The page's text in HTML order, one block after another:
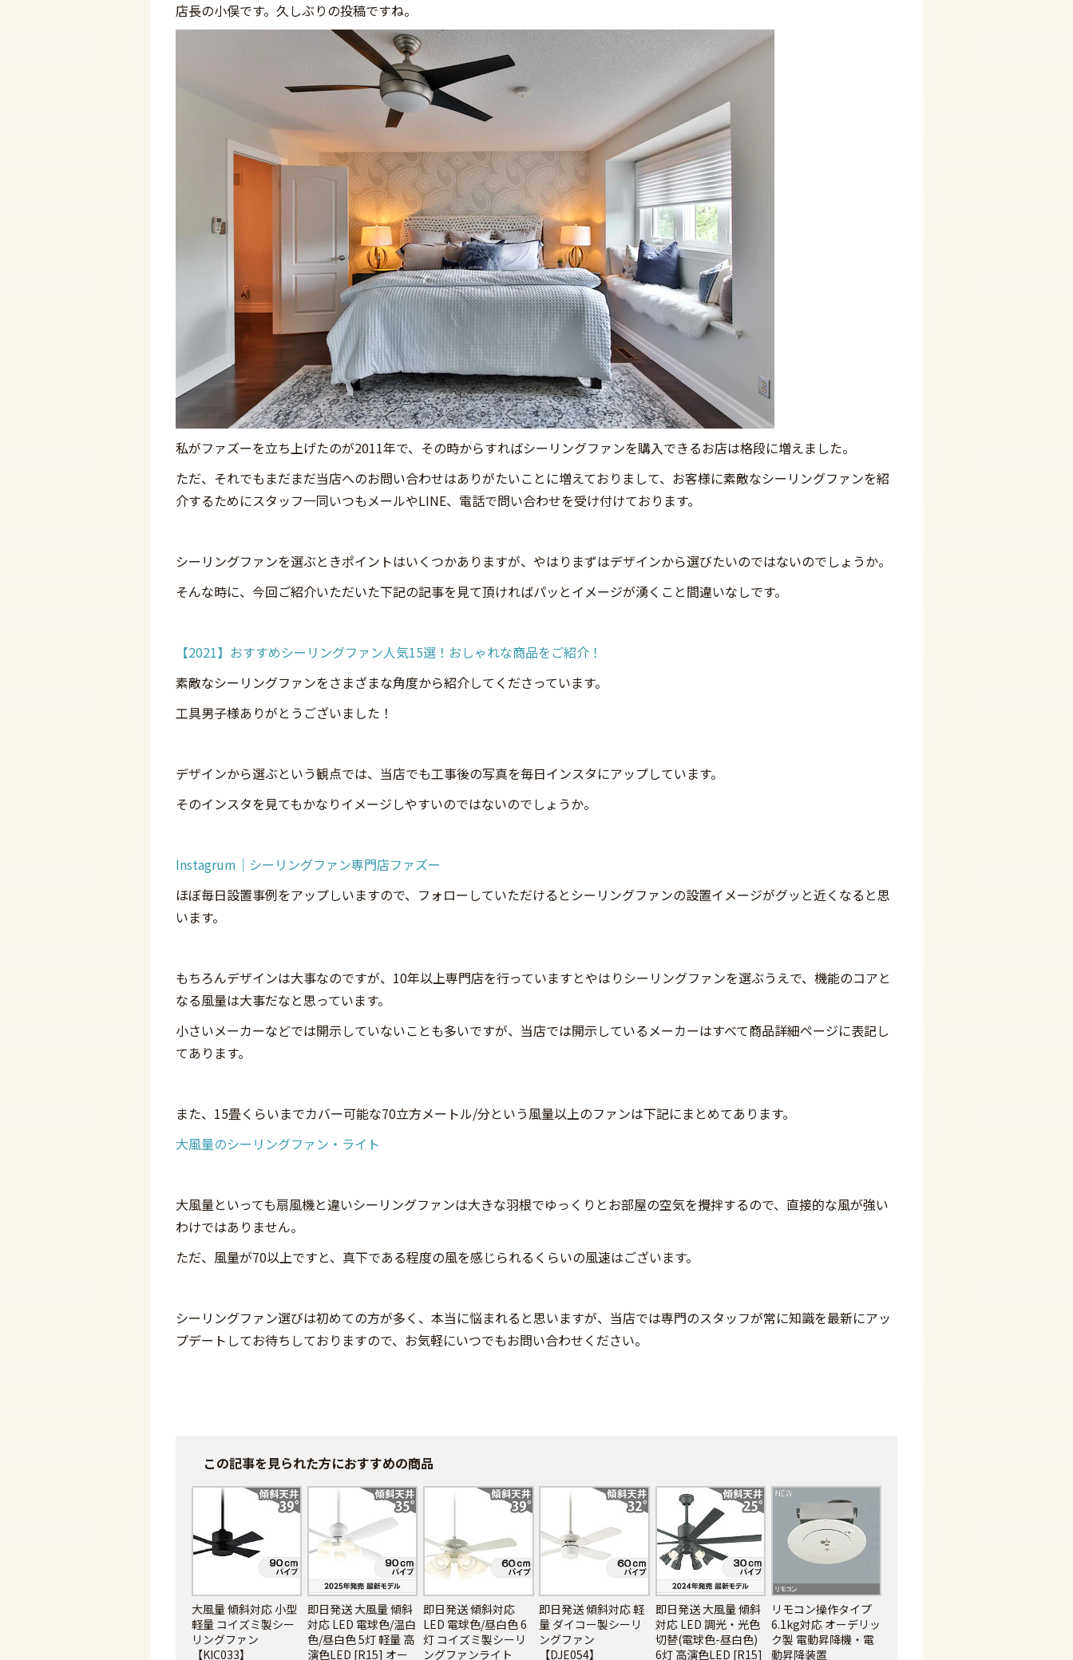
店長の小俣です。久しぶりの投稿ですね。
私がファズーを立ち上げたのが2011年で、その時からすればシーリングファンを購入できるお店は格段に増えました。
ただ、それでもまだまだ当店へのお問い合わせはありがたいことに増えておりまして、お客様に素敵なシーリングファンを紹
介するためにスタッフ一同いつもメールやLINE、電話で問い合わせを受け付けております。
シーリングファンを選ぶときポイントはいくつかありますが、やはりまずはデザインから選びたいのではないのでしょうか。
そんな時に、今回ご紹介いただいた下記の記事を見て頂ければパッとイメージが湧くこと間違いなしです。
【2021】おすすめシーリングファン人気15選！おしゃれな商品をご紹介！
素敵なシーリングファンをさまざまな角度から紹介してくださっています。
工具男子様ありがとうございました！
デザインから選ぶという観点では、当店でも工事後の写真を毎日インスタにアップしています。
そのインスタを見てもかなりイメージしやすいのではないのでしょうか。
Instagrum｜シーリングファン専門店ファズー
ほぼ毎日設置事例をアップしいますので、フォローしていただけるとシーリングファンの設置イメージがグッと近くなると思
います。
もちろんデザインは大事なのですが、10年以上専門店を行っていますとやはりシーリングファンを選ぶうえで、機能のコアと
なる風量は大事だなと思っています。
小さいメーカーなどでは開示していないことも多いですが、当店では開示しているメーカーはすべて商品詳細ページに表記し
てあります。
また、15畳くらいまでカバー可能な70立方メートル/分という風量以上のファンは下記にまとめてあります。
大風量のシーリングファン・ライト
大風量といっても扇風機と違いシーリングファンは大きな羽根でゆっくりとお部屋の空気を攪拌するので、直接的な風が強い
わけではありません。
ただ、風量が70以上ですと、真下である程度の風を感じられるくらいの風速はございます。
シーリングファン選びは初めての方が多く、本当に悩まれると思いますが、当店では専門のスタッフが常に知識を最新にアッ
プデートしてお待ちしておりますので、お気軽にいつでもお問い合わせください。
この記事を見られた方におすすめの商品
大風量 傾斜対応 小型
軽量 コイズミ製シー
リングファン
【KIC033】
即日発送 大風量 傾斜
対応 LED 電球色/温白
色/昼白色 5灯 軽量 高
演色LED [R15] オー
即日発送 傾斜対応
LED 電球色/昼白色 6
灯 コイズミ製シーリ
ングファンライト
即日発送 傾斜対応 軽
量 ダイコー製シーリ
ングファン
【DJE054】
即日発送 大風量 傾斜
対応 LED 調光・光色
切替(電球色-昼白色)
6灯 高演色LED [R15]
リモコン操作タイプ
6.1kg対応 オーデリッ
ク製 電動昇降機・電
動昇降装置